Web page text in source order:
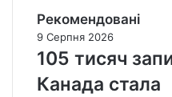
Рекомендовані
9 Серпня 2026
105 тисяч
Канада стала